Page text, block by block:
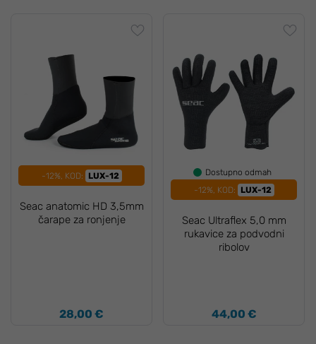
-12%, KOD: LUX-12
Seac anatomic HD 3,5mm
čarape za ronjenje
28,00 €
Dostupno odmah
-12%, KOD:
LUX-12
Seac Ultraflex 5,0 mm
rukavice za podvodni
ribolov
44,00 €